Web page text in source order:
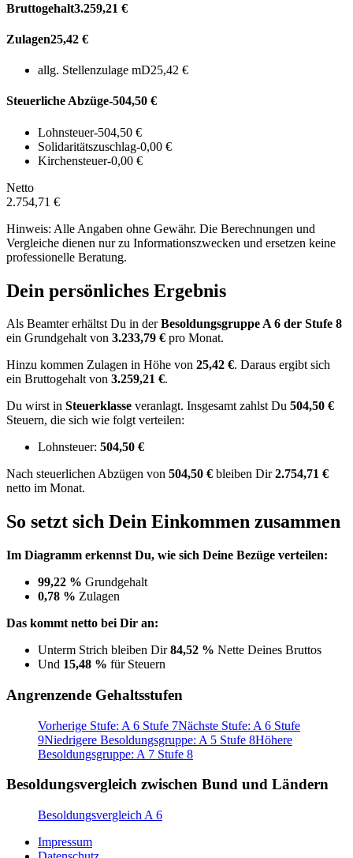
Bruttogehalt3.259,21 €
Zulagen25,42 €
allg. Stellenzulage mD25,42 €
Steuerliche Abzüge-504,50 €
Lohnsteuer-504,50 €
Solidaritätszuschlag-0,00 €
Kirchensteuer-0,00 €
Netto
2.754,71 €
Hinweis: Alle Angaben ohne Gewähr. Die Berechnungen und
Vergleiche dienen nur zu Informationszwecken und ersetzen keine
professionelle Beratung.
Dein persönliches Ergebnis
Als Beamter erhältst Du in derBesoldungsgruppeA 6 der Stufe 8
ein Grundgehalt von 3.233,79 € pro Monat.
Hinzu kommen Zulagen in Höhe von 25,42 €. Daraus ergibt sich
ein Bruttogehalt von 3.259,21 €.
Du wirst in Steuerklasse veranlagt. Insgesamt zahlst Du 504,50 €
Steuern, die sich wie folgt verteilen:
Lohnsteuer: 504,50 €
Nach steuerlichen Abzügen von 504,50 € bleiben Dir2.754,71 €
netto im Monat.
So setzt sich Dein Einkommen zusammen
Im Diagramm erkennst Du, wie sich Deine Bezüge verteilen:
99,22 % Grundgehalt
0,78 % Zulagen
Das kommt netto bei Dir an:
Unterm Strich bleiben Dir84,52 % Nette Deines Bruttos
Und 15,48 % für Steuern
Angrenzende Gehaltsstufen
Vorherige Stufe: A 6 Stufe 7Nächste Stufe: A 6 Stufe
9Niedrigere Besoldungsgruppe: A 5 Stufe 8Höhere
Besoldungsgruppe: A 7 Stufe 8
Besoldungsvergleich zwischen Bund und Ländern
Besoldungsvergleich A 6
Impressum